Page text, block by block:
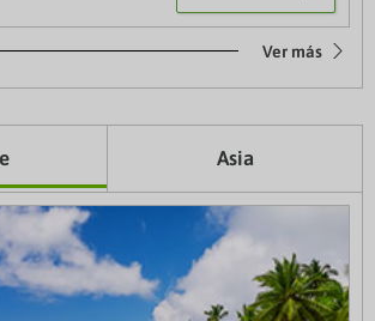
Ver más
RESERVA YA
Asia